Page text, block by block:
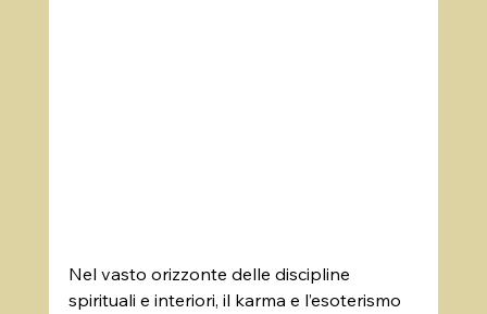
Nel vasto orizzonte delle discipline
spirituali e interiori, il karma e l’esoterismo